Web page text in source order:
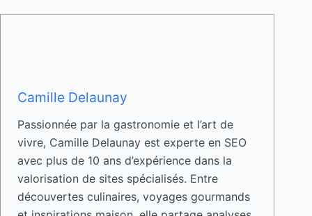
Camille Delaunay
Passionnée par la gastronomie et l’art de
vivre, Camille Delaunay est experte en SEO
avec plus de 10 ans d’expérience dans la
valorisation de sites spécialisés. Entre
découvertes culinaires, voyages gourmands